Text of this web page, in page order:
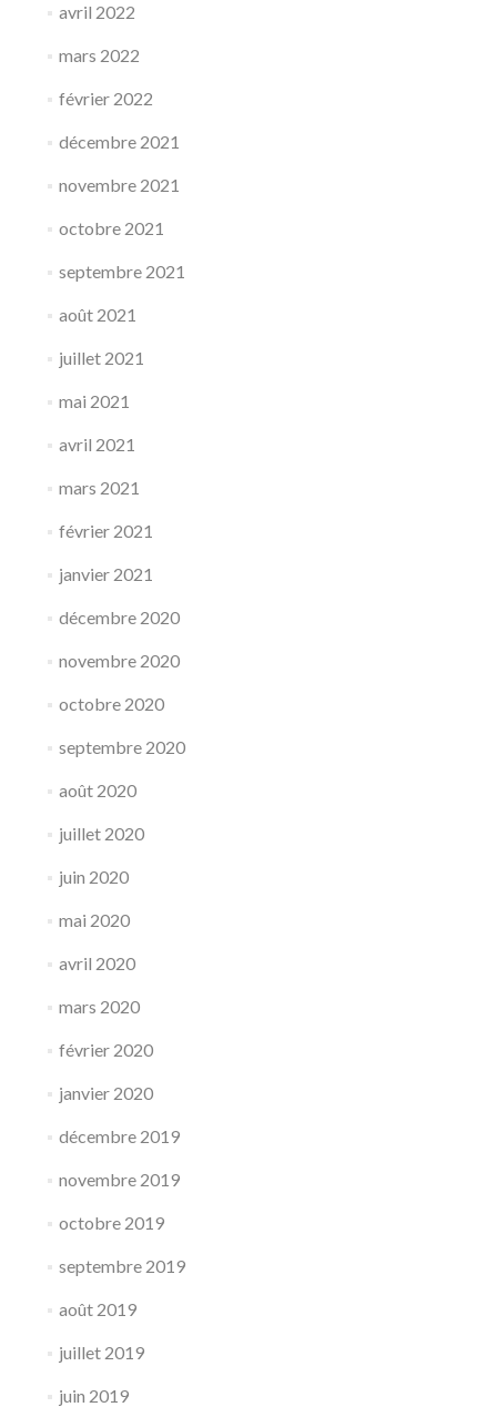
avril 2022
mars 2022
février 2022
décembre 2021
novembre 2021
octobre 2021
septembre 2021
août 2021
juillet 2021
mai 2021
avril 2021
mars 2021
février 2021
janvier 2021
décembre 2020
novembre 2020
octobre 2020
septembre 2020
août 2020
juillet 2020
juin 2020
mai 2020
avril 2020
mars 2020
février 2020
janvier 2020
décembre 2019
novembre 2019
octobre 2019
septembre 2019
août 2019
juillet 2019
juin 2019